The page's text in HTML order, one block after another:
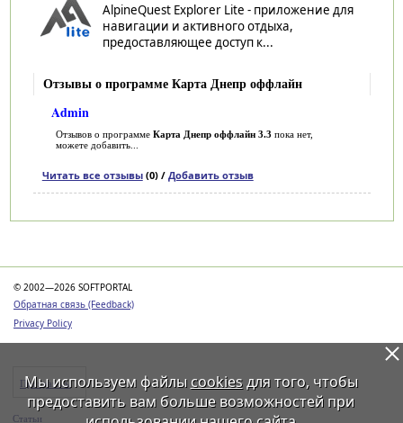
AlpineQuest Explorer Lite - приложение для
навигации и активного отдыха,
предоставляющее доступ к...
Отзывы о программе Карта Днепр оффлайн
Admin
Отзывов о программе Карта Днепр оффлайн 3.3 пока нет,
можете добавить...
Читать все отзывы(0) / Добавить отзыв
© 2002—2026 SOFTPORTAL
Обратная связь (Feedback)
Privacy Policy
Программы
Статьи
Мы используем файлы cookiesдля того, чтобы
предоставить вам больше возможностей при